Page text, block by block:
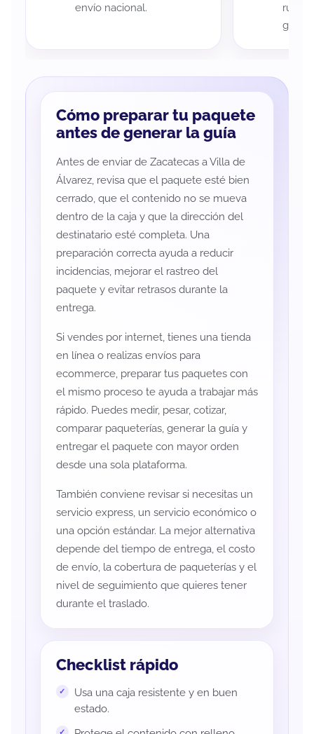
envío nacional.
ruta
guía
Cómo preparar tu paquete
antes de generar la guía
Antes de enviar de Zacatecas a Villa de
Álvarez, revisa que el paquete esté bien
cerrado, que el contenido no se mueva
dentro de la caja y que la dirección del
destinatario esté completa. Una
preparación correcta ayuda a reducir
incidencias, mejorar el rastreo del
paquete y evitar retrasos durante la
entrega.
Si vendes por internet, tienes una tienda
en línea o realizas envíos para
ecommerce, preparar tus paquetes con
el mismo proceso te ayuda a trabajar más
rápido. Puedes medir, pesar, cotizar,
comparar paqueterías, generar la guía y
entregar el paquete con mayor orden
desde una sola plataforma.
También conviene revisar si necesitas un
servicio express, un servicio económico o
una opción estándar. La mejor alternativa
depende del tiempo de entrega, el costo
de envío, la cobertura de paqueterías y el
nivel de seguimiento que quieres tener
durante el traslado.
Checklist rápido
Usa una caja resistente y en buen
estado.